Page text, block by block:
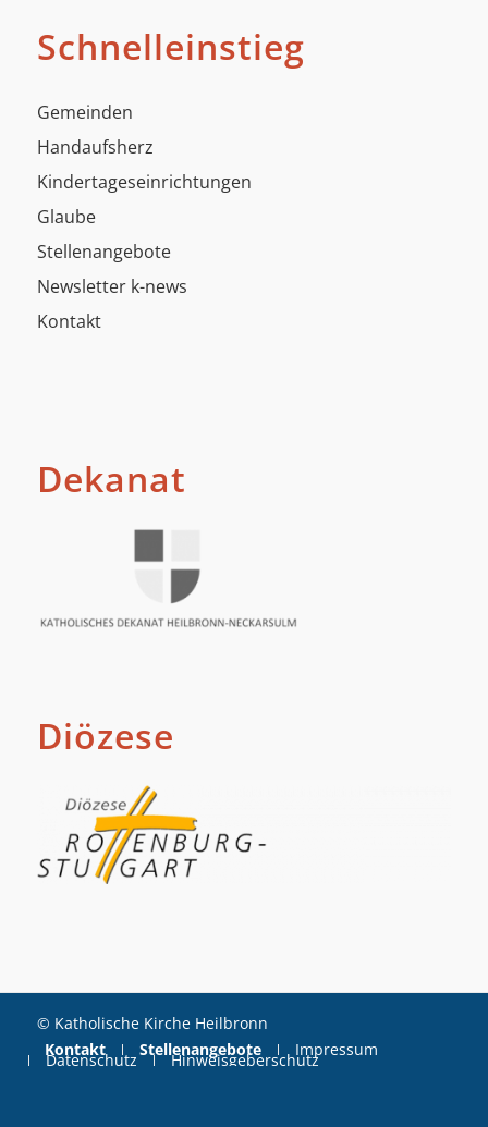
Schnelleinstieg
Gemeinden
Handaufsherz
Kindertageseinrichtungen
Glaube
Stellenangebote
Newsletter k-news
Kontakt
Dekanat
Diözese
© Katholische Kirche Heilbronn
Kontakt
Stellenangebote Impressum
Datenschutz Hinweisgeberschutz